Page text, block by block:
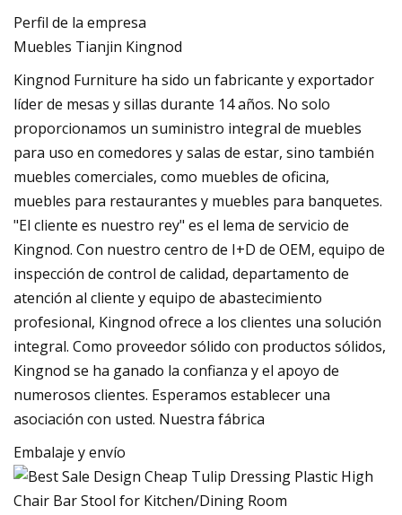
Perfil de la empresa
Muebles Tianjin Kingnod
Kingnod Furniture ha sido un fabricante y exportador
líder de mesas y sillas durante 14 años. No solo
proporcionamos un suministro integral de muebles
para uso en comedores y salas de estar, sino también
muebles comerciales, como muebles de oficina,
muebles para restaurantes y muebles para banquetes.
"El cliente es nuestro rey" es el lema de servicio de
Kingnod. Con nuestro centro de I+D de OEM, equipo de
inspección de control de calidad, departamento de
atención al cliente y equipo de abastecimiento
profesional, Kingnod ofrece a los clientes una solución
integral. Como proveedor sólido con productos sólidos,
Kingnod se ha ganado la confianza y el apoyo de
numerosos clientes. Esperamos establecer una
asociación con usted. Nuestra fábrica
Embalaje y envío